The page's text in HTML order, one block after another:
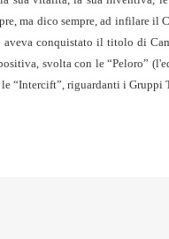
ma dico sempre, ad infilare il
conquistato il titolo di
svolta con le “Peloro”
“Intercift”, riguardanti i Gruppi
Lo dice Lombardo